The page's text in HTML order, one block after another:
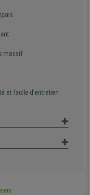
massif
et facile d'entretien